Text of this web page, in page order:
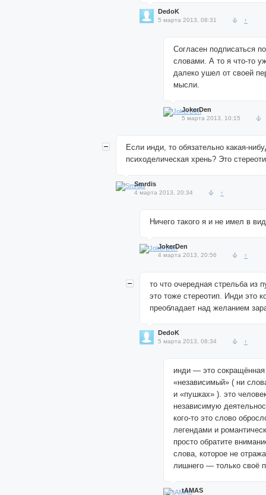
DedoK
5 марта 2013, 08:31 ↑
Согласен подписаться
словами. А то я что-то
далеко ушел от своей
мысли.
JokerDen
5 марта 2013, 10:15
Если инди, то обязательно какая-
психоделическая хрень? Это
Smrdis
4 марта 2013, 20:34 ↑
Ничего такого я и не имел в
JokerDen
4 марта 2013, 20:56 ↑
то что очередная стрельба
это тоже стереотип. Инди это
преобладает над желанием
DedoK
5 марта 2013, 08:34 ↑
инди — это
«независимый» ( ни
и «пушках» ). это
независимую
кого-то это слово
легендами и
просто обратите
слова, которое не
лишнего — только своё
tAMAS